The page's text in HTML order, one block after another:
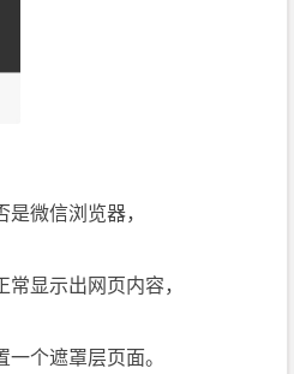
微信浏览器，
显示出网页内容，
个遮罩层页面。